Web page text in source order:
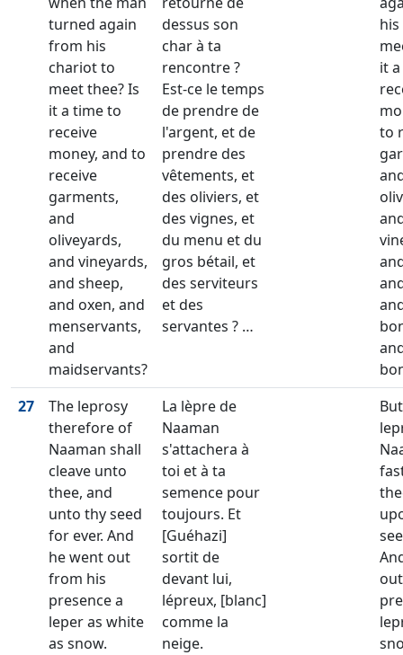
turned again
from his
chariot to
meet thee? Is
it a time to
receive
money, and to
receive
garments,
and
oliveyards,
and vineyards,
and sheep,
and oxen, and
menservants,
and
maidservants?
dessus son
char à ta
rencontre ?
Est-ce le temps
de prendre de
l'argent, et de
prendre des
vêtements, et
des oliviers, et
des vignes, et
du menu et du
gros bétail, et
des serviteurs
et des
servantes ? …
it
to
27
The leprosy
therefore of
Naaman shall
cleave unto
thee, and
unto thy seed
for ever. And
he went out
from his
presence a
leper as white
as snow.
La lèpre de
Naaman
s'attachera à
toi et à ta
semence pour
toujours. Et
[Guéhazi]
sortit de
devant lui,
lépreux, [blanc]
comme la
neige.